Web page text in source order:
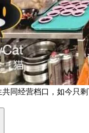
同经营档口，如今只剩